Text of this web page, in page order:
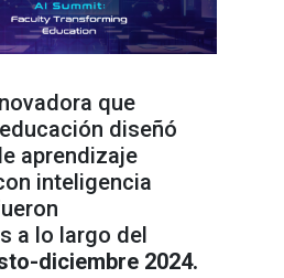
que
diseñó
aprendizaje
inteligencia
a lo largo del
diciembre 2024.